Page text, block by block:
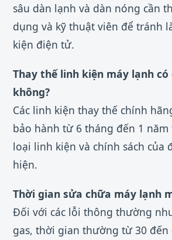
sâu dàn lạnh và dàn nóng cần
dụng và kỹ thuật viên để tránh
kiện điện tử.
Thay thế linh kiện máy lạnh
không?
Các linh kiện thay thế chính
bảo hành từ 6 tháng đến 1 năm
loại linh kiện và chính sách của
hiện.
Thời gian sửa chữa máy lạnh
Đối với các lỗi thông thường
gas, thời gian thường từ 30 đến